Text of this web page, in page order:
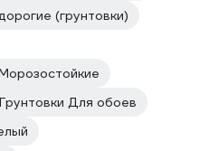
(грунтовки)
Грунтовки Для обоев